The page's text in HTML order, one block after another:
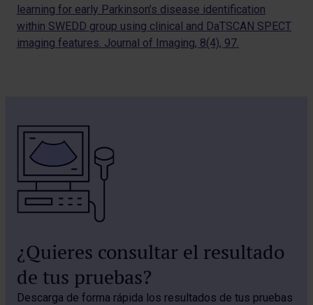
learning for early Parkinson’s disease identification
within SWEDD group using clinical and DaTSCAN SPECT
imaging features. Journal of Imaging, 8(4), 97.
¿Quieres consultar el resultado
de tus pruebas?
Descarga de forma rápida los resultados de tus pruebas